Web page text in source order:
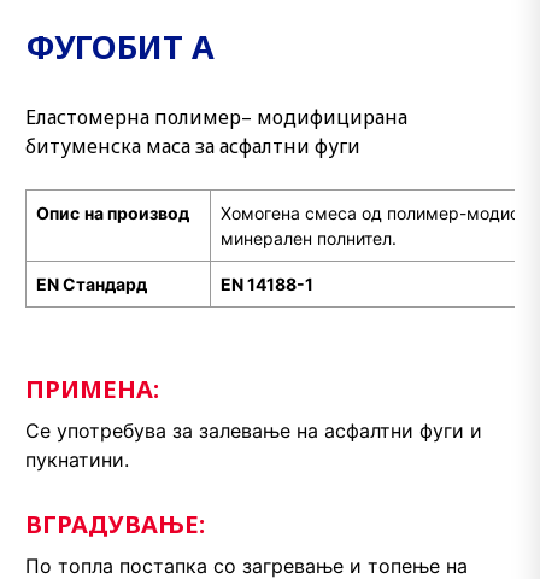
ФУГОБИТ А
Еластомерна полимер– модифицирана
битуменска маса за асфалтни фуги
Опис на производ
Хомогена смеса од полимер-
минерален полнител.
ENСтандард EN 14188-1
ПРИМЕНА:
Се употребува за залевање на асфалтни фуги и
пукнатини.
ВГРАДУВАЊЕ:
По топла постапка со загревање и топење на